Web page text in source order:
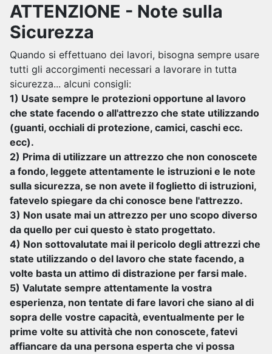
ATTENZIONE - Note sulla
Sicurezza
Quando si effettuano dei lavori, bisogna sempre usare
tutti gli accorgimenti necessari a lavorare in tutta
sicurezza... alcuni consigli:
1) Usate sempre le protezioni opportune al lavoro
che state facendo o all'attrezzo che state utilizzando
(guanti, occhiali di protezione, camici, caschi ecc.
ecc).
2) Prima di utilizzare un attrezzo che non conoscete
a fondo, leggete attentamente le istruzioni e le note
sulla sicurezza, se non avete il foglietto di istruzioni,
fatevelo spiegare da chi conosce bene l'attrezzo.
3) Non usate mai un attrezzo per uno scopo diverso
da quello per cui questo è stato progettato.
4) Non sottovalutate mai il pericolo degli attrezzi che
state utilizzando o del lavoro che state facendo, a
volte basta un attimo di distrazione per farsi male.
5) Valutate sempre attentamente la vostra
esperienza, non tentate di fare lavori che siano al di
sopra delle vostre capacità, eventualmente per le
prime volte su attività che non conoscete, fatevi
affiancare da una persona esperta che vi possa